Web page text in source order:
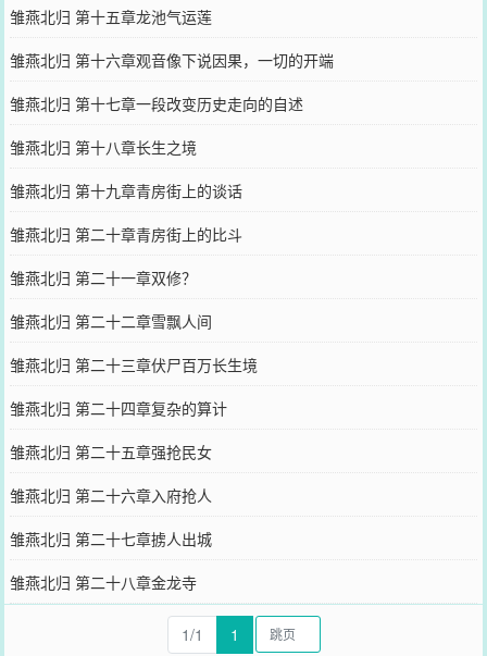
雏燕北归 第十五章龙池气运莲
雏燕北归 第十六章观音像下说因果，一切的开端
雏燕北归 第十七章一段改变历史走向的自述
雏燕北归 第十八章长生之境
雏燕北归 第十九章青房街上的谈话
雏燕北归 第二十章青房街上的比斗
雏燕北归 第二十一章双修？
雏燕北归 第二十二章雪飘人间
雏燕北归 第二十三章伏尸百万长生境
雏燕北归 第二十四章复杂的算计
雏燕北归 第二十五章强抢民女
雏燕北归 第二十六章入府抢人
雏燕北归 第二十七章掳人出城
雏燕北归 第二十八章金龙寺
1/1 1